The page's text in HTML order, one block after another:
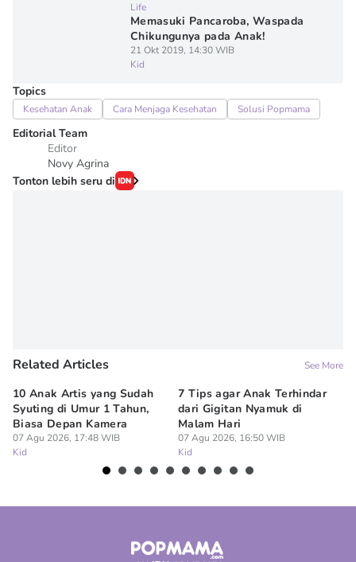
Life
Memasuki Pancaroba, Waspada
Chikungunya pada Anak!
21 Okt 2019, 14:30 WIB
Kid
Topics
Kesehatan Anak Cara Menjaga Kesehatan Solusi Popmama
Editorial Team
Editor
Novy Agrina
Tonton lebih seru di
Related Articles See More
10 Anak Artis yang Sudah
Syuting di Umur 1 Tahun,
Biasa Depan Kamera
07 Agu 2026, 17:48 WIB
Kid
7 Tips agar Anak Terhindar
dari Gigitan Nyamuk di
Malam Hari
07 Agu 2026, 16:50 WIB
Kid